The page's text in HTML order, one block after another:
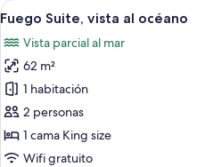
dos
camas
vista
la
alberca,
dos
camas
Ver
todas
las
fotos
de
Fuego
Suite,
vista
17
Fuego Suite, vista al océano
Vista parcial al mar
62 m²
1 habitación
2 personas
1 cama King size
Wifi gratuito